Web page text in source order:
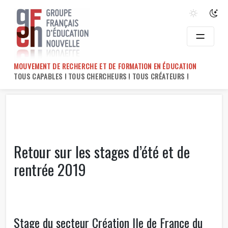
content
MOUVEMENT DE RECHERCHE ET DE FORMATION EN ÉDUCATION
TOUS CAPABLES ! TOUS CHERCHEURS ! TOUS CRÉATEURS !
Retour sur les stages d’été et de
rentrée 2019
Stage du secteur Création Ile de France du